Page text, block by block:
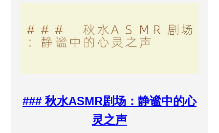
### 秋水ASMR剧场：静谧中的心
灵之声